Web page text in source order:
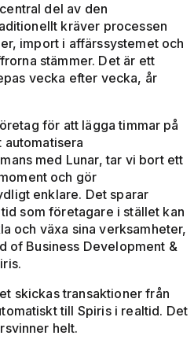
del av den
kräver processen
import i affärssystemet och
stämmer. Det är ett
vecka efter vecka, år
för att lägga timmar på
automatisera
med Lunar, tar vi bort ett
och gör
enklare. Det sparar
som företagare i stället kan
och växa sina verksamheter,
of Business Development &
skickas transaktioner från
till Spiris i realtid. Det
helt.